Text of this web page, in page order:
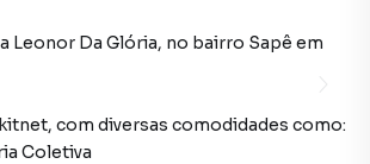
Leonor Da Glória, no bairro Sapê em
, com diversas comodidades como:
Coletiva